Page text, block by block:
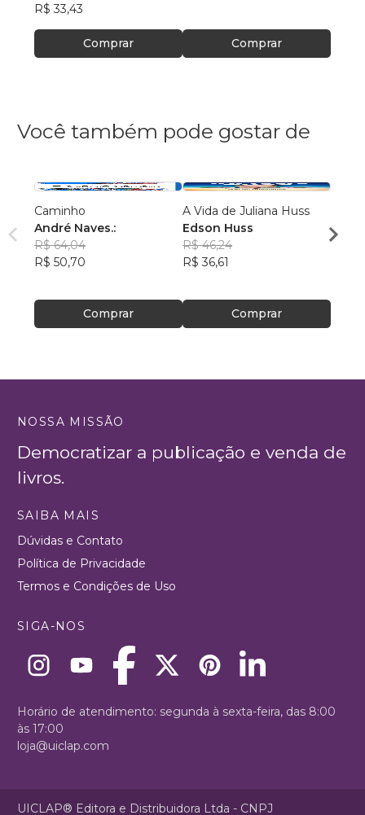
R$ 33,43
Comprar Comprar
Você também pode gostar de
Caminho
André Naves.:
R$ 64,04
R$ 50,70
Comprar
A Vida de Juliana Huss
Edson Huss
R$ 46,24
R$ 36,61
Comprar
DOR
NOSSA MISSÃO
Democratizar a publicação e venda de
livros.
SAIBA MAIS
Dúvidas e Contato
Política de Privacidade
Termos e Condições de Uso
SIGA-NOS
Horário de atendimento: segunda à sexta-feira, das 8:00
às 17:00
loja@uiclap.com
UICLAP® Editora e Distribuidora Ltda - CNPJ